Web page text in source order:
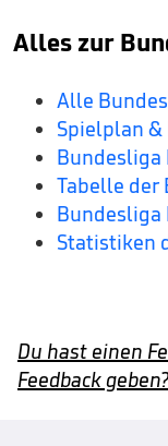
Alles zur
Alle
Spielplan
Bundesliga
Tabelle der
Statistiken
Du hast einen
Feedback